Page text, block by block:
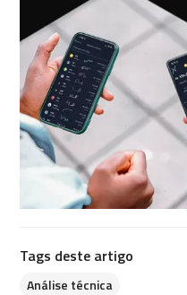
Tags deste artigo
Análise técnica